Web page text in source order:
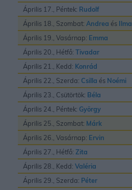
Április 17., Péntek: Rudolf
Április 18., Szombat: Andrea és Ilma
Április 19., Vasárnap: Emma
Április 20., Hétfő: Tivadar
Április 21., Kedd: Konrád
Április 22., Szerda: Csilla és Noémi
Április 23., Csütörtök: Béla
Április 24., Péntek: György
Április 25., Szombat: Márk
Április 26., Vasárnap: Ervin
Április 27., Hétfő: Zita
Április 28., Kedd: Valéria
Április 29., Szerda: Péter